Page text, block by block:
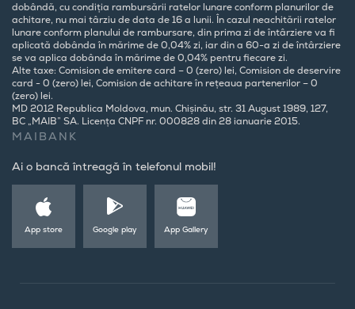
dobândă, cu condiția rambursării ratelor lunare conform planurilor de
achitare, nu mai târziu de data de 16 a lunii. În cazul neachitării ratelor
lunare conform planului de rambursare, din prima zi de întârziere va fi
aplicată dobânda în mărime de 0,04% zi, iar din a 60-a zi de întârziere
se va aplica dobânda în mărime de 0,04% pentru fiecare zi.
Alte taxe: Comision de emitere card – 0 (zero) lei, Comision de deservire
card - 0 (zero) lei, Comision de achitare în rețeaua partenerilor – 0
(zero) lei.
MD 2012 Republica Moldova, mun. Chișinău, str. 31 August 1989, 127,
BC „MAIB” SA. Licența CNPF nr. 000828 din 28 ianuarie 2015.
MAIBANK
Ai o bancă întreagă în telefonul mobil!
App store Google play App Gallery